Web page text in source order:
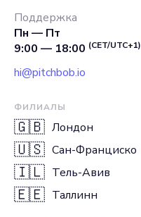
Поддержка
Пн — Пт
9:00 — 18:00 (CET/UTC+1)
hi@pitchbob.io
ФИЛИАЛЫ
🇬🇧 Лондон
🇺🇸 Сан-Франциско
🇮🇱 Тель-Авив
🇪🇪 Таллинн